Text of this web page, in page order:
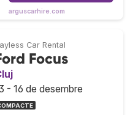
arguscarhire.com
Car Rental
Focus
- 16 de desembre